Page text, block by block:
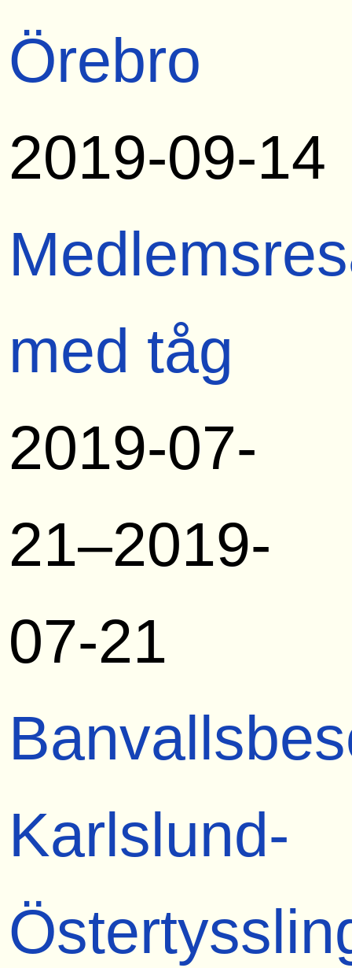
Örebro
2019-09-14
med tåg
2019-07-
21–2019-
07-21
Karlslund-